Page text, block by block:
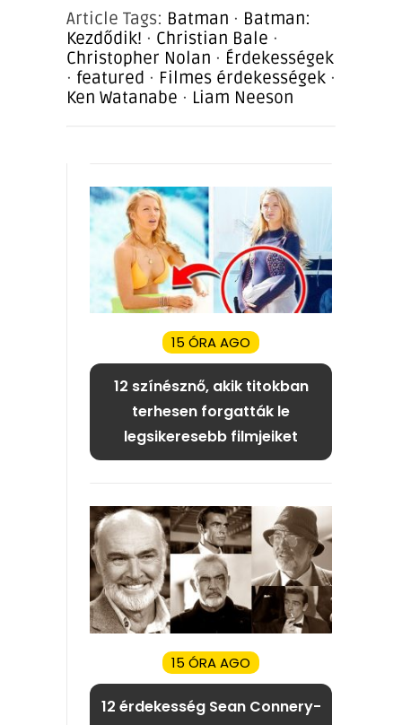
Article Tags: Batman · Batman:
Kezdődik! · Christian Bale ·
Christopher Nolan · Érdekességek
· featured · Filmes érdekességek ·
Ken Watanabe · Liam Neeson
15 ÓRA AGO
12 színésznő, akik titokban
terhesen forgatták le
legsikeresebb filmjeiket
15 ÓRA AGO
12 érdekesség Sean Connery-